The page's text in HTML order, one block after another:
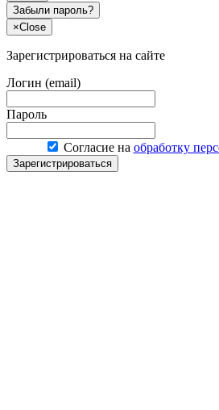
Забыли пароль?
×Close
Зарегистрироваться на сайте
Логин (email)
Пароль
Согласие на обработку
Зарегистрироваться